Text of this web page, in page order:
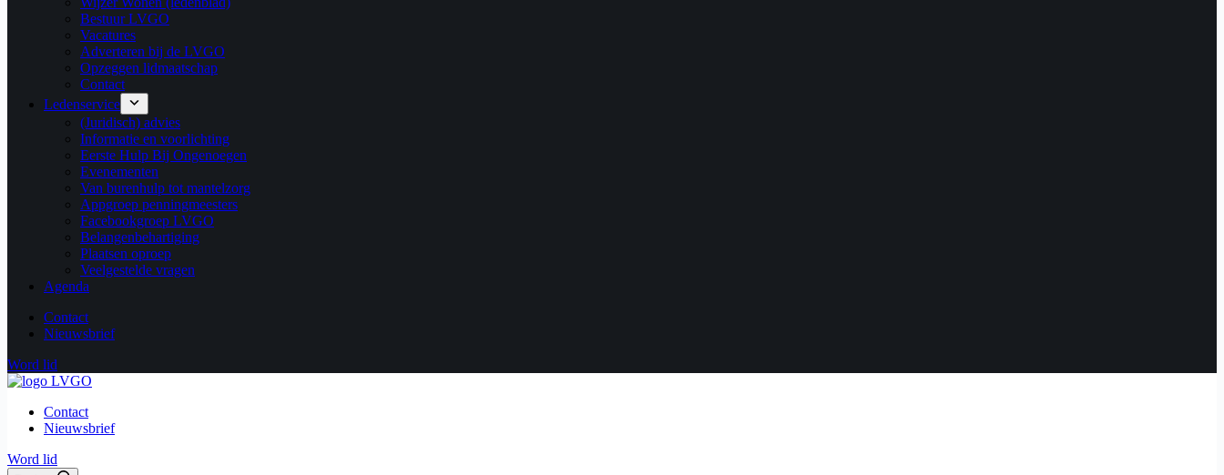
Bestuur LVGO
Vacatures
Adverteren bij de LVGO
Opzeggen lidmaatschap
Contact
Ledenservice
(Juridisch) advies
Informatie en voorlichting
Eerste Hulp Bij Ongenoegen
Evenementen
Van burenhulp tot mantelzorg
Appgroep penningmeesters
Facebookgroep LVGO
Belangenbehartiging
Plaatsen oproep
Veelgestelde vragen
Agenda
Contact
Nieuwsbrief
Word lid
Contact
Nieuwsbrief
Word lid